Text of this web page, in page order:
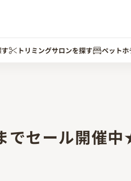
トリミングサロンを探す ペットホ
でセール開催